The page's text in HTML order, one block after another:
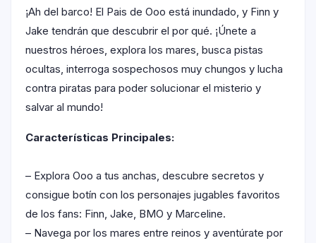
¡Ah del barco! El Pais de Ooo está inundado, y Finn y
Jake tendrán que descubrir el por qué. ¡Únete a
nuestros héroes, explora los mares, busca pistas
ocultas, interroga sospechosos muy chungos y lucha
contra piratas para poder solucionar el misterio y
salvar al mundo!
Características Principales:
– Explora Ooo a tus anchas, descubre secretos y
consigue botín con los personajes jugables favoritos
de los fans: Finn, Jake, BMO y Marceline.
– Navega por los mares entre reinos y aventúrate por